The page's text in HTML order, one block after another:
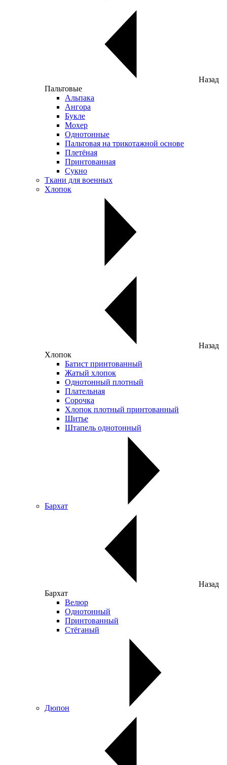
Назад
Пальтовые
Альпака
Ангора
Букле
Мохер
Однотонные
Пальтовая на трикотажной основе
Плетёная
Принтованная
Сукно
Ткани для военных
Хлопок
Назад
Хлопок
Батист принтованный
Жатый хлопок
Однотонный плотный
Плательная
Сорочка
Хлопок плотный принтованный
Шитье
Штапель однотонный
Бархат
Назад
Бархат
Велюр
Однотонный
Принтованный
Стёганый
Дюпон